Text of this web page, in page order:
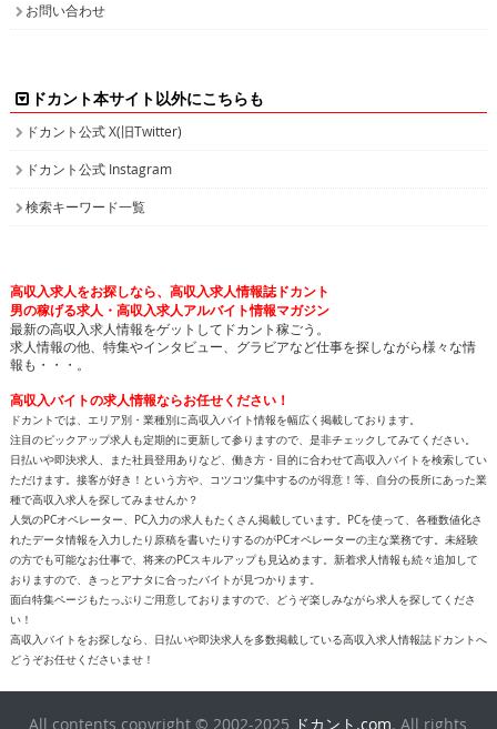
お問い合わせ
ドカント本サイト以外にこちらも
ドカント公式 X(旧Twitter)
ドカント公式 Instagram
検索キーワード一覧
高収入求人をお探しなら、高収入求人情報誌ドカント
男の稼げる求人・高収入求人アルバイト情報マガジン
最新の高収入求人情報をゲットしてドカント稼ごう。
求人情報の他、特集やインタビュー、グラビアなど仕事を探しながら様々な情
報も・・・。
高収入バイトの求人情報ならお任せください！
ドカントでは、エリア別・業種別に高収入バイト情報を幅広く掲載しております。
注目のピックアップ求人も定期的に更新して参りますので、是非チェックしてみてください。
日払いや即決求人、また社員登用ありなど、働き方・目的に合わせて高収入バイトを検索してい
ただけます。接客が好き！という方や、コツコツ集中するのが得意！等、自分の長所にあった業
種で高収入求人を探してみませんか？
人気のPCオペレーター、PC入力の求人もたくさん掲載しています。PCを使って、各種数値化さ
れたデータ情報を入力したり原稿を書いたりするのがPCオペレーターの主な業務です。未経験
の方でも可能なお仕事で、将来のPCスキルアップも見込めます。新着求人情報も続々追加して
おりますので、きっとアナタに合ったバイトが見つかります。
面白特集ページもたっぷりご用意しておりますので、どうぞ楽しみながら求人を探してくださ
い！
高収入バイトをお探しなら、日払いや即決求人を多数掲載している高収入求人情報誌ドカントへ
どうぞお任せくださいませ！
All contents copyright © 2002-2025 ドカント.com. All rights